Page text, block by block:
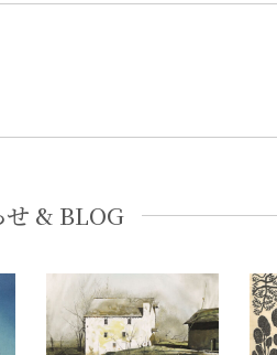
せ & BLOG